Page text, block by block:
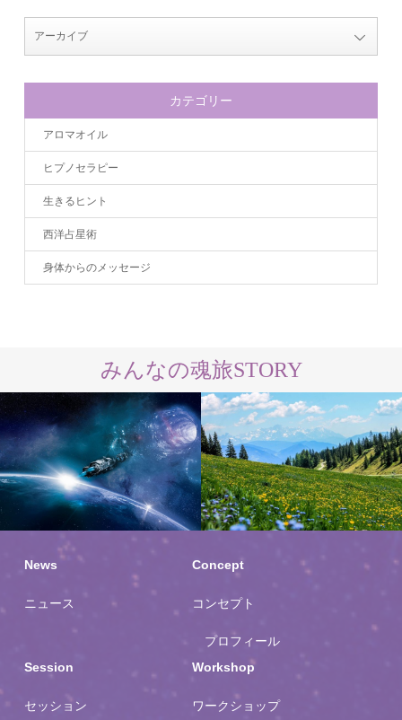
カテゴリー
アロマオイル
ヒプノセラピー
生きるヒント
西洋占星術
身体からのメッセージ
みんなの魂旅STORY
私の過去世
私の過去世
News
ニュース
Concept
コンセプト
プロフィール
Session
セッション
Workshop
ワークショップ